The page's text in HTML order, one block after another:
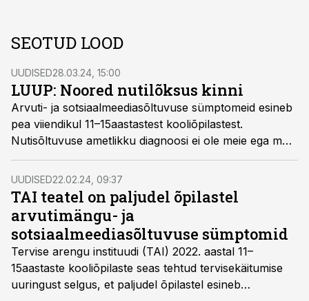
SEOTUD LOOD
UUDISED28.03.24, 15:00
LUUP: Noored nutilõksus kinni
Arvuti- ja sotsiaalmeediasõltuvuse sümptomeid esineb
pea viiendikul 11–15aastastest kooliõpilastest.
Nutisõltuvuse ametlikku diagnoosi ei ole meie ega muu
maailma haiguste klassifikatsioonis, puudub ka
ravijuhend. Hädasolijaid püütakse siiski aidata.
UUDISED22.02.24, 09:37
TAI teatel on paljudel õpilastel
arvutimängu- ja
sotsiaalmeediasõltuvuse sümptomid
Tervise arengu instituudi (TAI) 2022. aastal 11–
15aastaste kooliõpilaste seas tehtud tervisekäitumise
uuringust selgus, et paljudel õpilastel esineb